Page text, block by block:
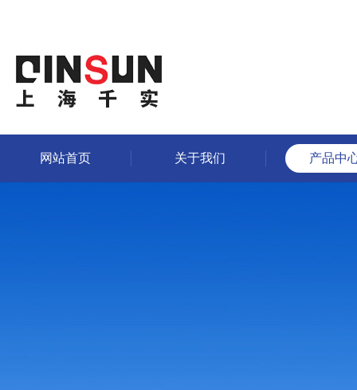
网站首页 关于我们 产品中